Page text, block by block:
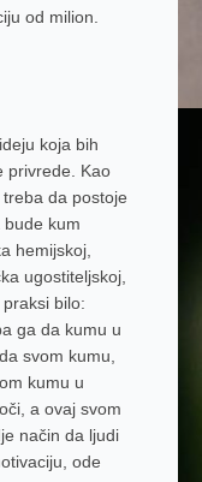
od milion.
koja bih
privrede. Kao
da postoje
kum
hemijskoj,
ugostiteljskoj,
bilo:
ga da kumu u
svom kumu,
kumu u
a ovaj svom
način da ljudi
ode